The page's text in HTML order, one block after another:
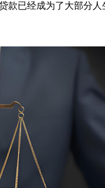
款已经成为了大部分